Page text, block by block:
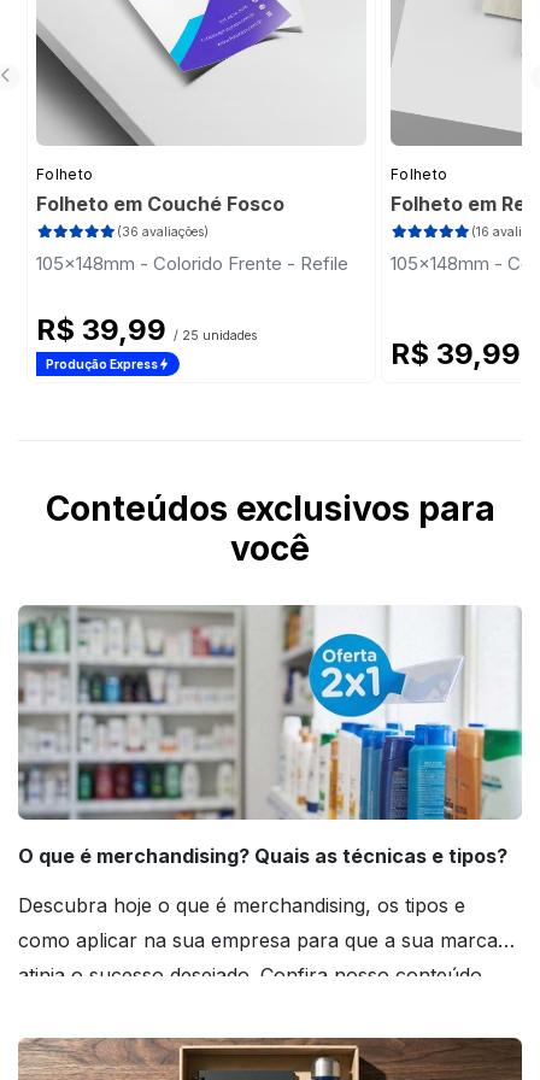
Folheto
Folheto em Couché Fosco
(36 avaliações)
105x148mm - Colorido Frente - Refile
R$ 39,99 / 25 unidades
Produção Express
Folheto
Folheto em
(16
105x148mm -
R$ 39,99
Conteúdos exclusivos para
você
O que é merchandising? Quais as técnicas e tipos?
Descubra hoje o que é merchandising, os tipos e
como aplicar na sua empresa para que a sua marca
atinja o sucesso desejado. Confira nosso conteúdo